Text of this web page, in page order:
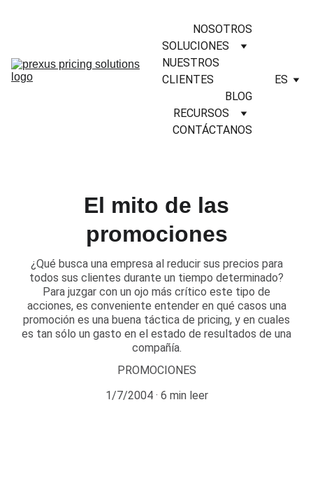
NOSOTROS
SOLUCIONES
NUESTROS
CLIENTES
BLOG
RECURSOS
CONTÁCTANOS
ES
El mito de las
promociones
​¿Qué busca una empresa al reducir sus precios para
todos sus clientes durante un tiempo determinado?
Para juzgar con un ojo más crítico este tipo de
acciones, es conveniente entender en qué casos una
promoción es una buena táctica de pricing, y en cuales
es tan sólo un gasto en el estado de resultados de una
compañía.
PROMOCIONES
1/7/2004
6 min leer